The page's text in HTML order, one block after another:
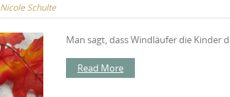
Nicole Schulte
Man sagt, dass Windläufer die Kinder
Read More